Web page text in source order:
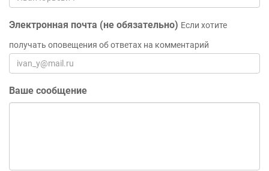
Электронная почта (не обязательно) Если хотите
получать оповещения об ответах на комментарий
Ваше сообщение